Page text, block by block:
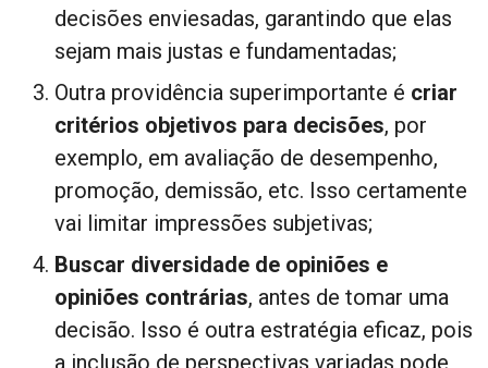
decisões enviesadas, garantindo que elas
sejam mais justas e fundamentadas;
Outra providência superimportante é criar
critérios objetivos para decisões, por
exemplo, em avaliação de desempenho,
promoção, demissão, etc. Isso certamente
vai limitar impressões subjetivas;
Buscar diversidade de opiniões e
opiniões contrárias, antes de tomar uma
decisão. Isso é outra estratégia eficaz, pois
a inclusão de perspectivas variadas pode